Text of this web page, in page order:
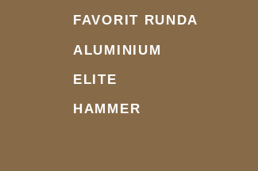
FAVORIT RUNDA
ALUMINIUM
ELITE
HAMMER